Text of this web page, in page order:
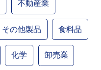
不動産業
その他製品 食料品
化学 卸売業